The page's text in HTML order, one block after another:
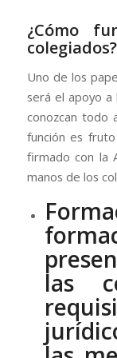
¿Cómo
colegiados?
Uno de los
será el apoyo
conozcan todo
función es
firmado con la
manos de los
las